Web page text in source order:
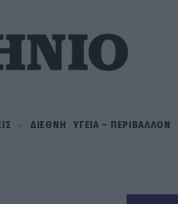
ΔΙΕΘΝΗ ΥΓΕΙΑ – ΠΕΡΙΒΑΛΛΟΝ